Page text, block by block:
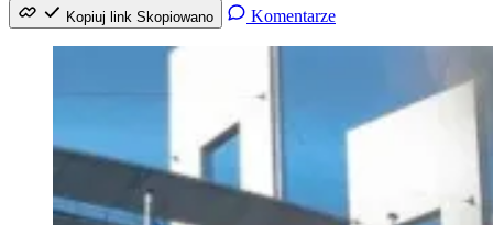
Kopiuj link Skopiowano Komentarze